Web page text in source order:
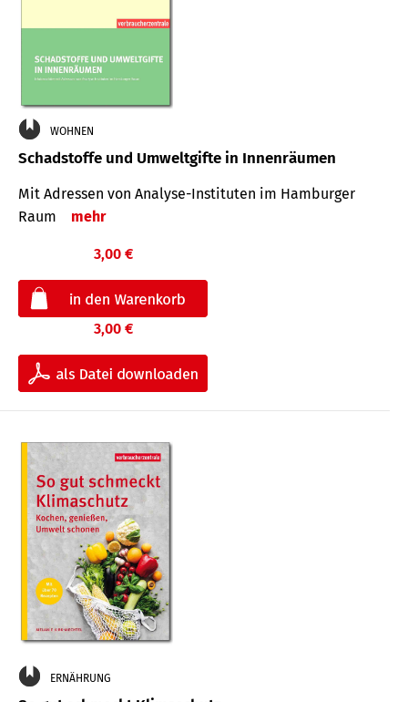
WOHNEN
Schadstoffe und Umweltgifte in Innenräumen
Mit Adressen von Analyse-Insti­tuten im Hamburger
Raum
mehr
3,00 €
3,00 €
ERNÄHRUNG